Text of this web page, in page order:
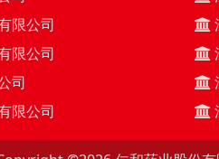
限公司
限公司
司
限公司